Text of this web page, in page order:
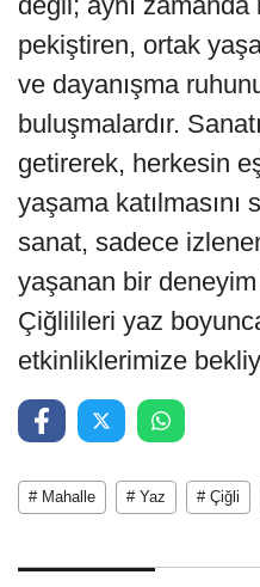
pekiştiren, ortak
ve dayanışma
buluşmalardır.
getirerek, herkesin
yaşama katılmasını
sanat, sadece
yaşanan bir
Çiğlilileri yaz
etkinliklerimize
# Mahalle # Yaz # Çiğli